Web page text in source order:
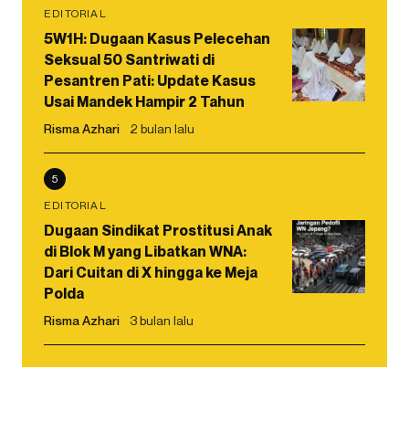
EDITORIAL
5W1H: Dugaan Kasus Pelecehan
Seksual 50 Santriwati di
Pesantren Pati: Update Kasus
Usai Mandek Hampir 2 Tahun
Risma Azhari 2 bulan lalu
5
EDITORIAL
Dugaan Sindikat Prostitusi Anak
di Blok M yang Libatkan WNA:
Dari Cuitan di X hingga ke Meja
Polda
Risma Azhari 3 bulan lalu